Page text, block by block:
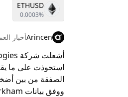
ETHUSD
0.0003%
Arincenأخبار
الصفقة من بين